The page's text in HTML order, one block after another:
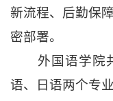
新流程、后勤保
密部署。
外国语学院共
语、日语两个专